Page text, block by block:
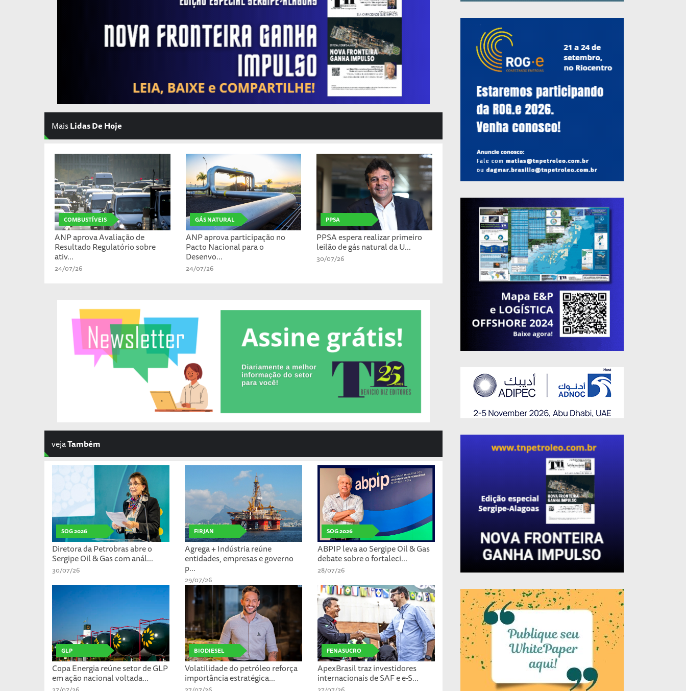
MaisLidas De Hoje
COMBUSTÍVEIS
ANP aprova Avaliação de
Resultado Regulatório sobre
ativ...
24/07/26
GÁS NATURAL
ANP aprova participação no
Pacto Nacional para o
Desenvo...
24/07/26
PPSA
PPSA espera realizar primeiro
leilão de gás natural da U...
30/07/26
vejaTambém
SOG 2026
Diretora da Petrobras abre o
Sergipe Oil & Gas com anál...
30/07/26
FIRJAN
Agrega + Indústria reúne
entidades, empresas e governo
p...
29/07/26
SOG 2026
ABPIP leva ao Sergipe Oil & Gas
debate sobre o fortaleci...
28/07/26
GLP
Copa Energia reúne setor de GLP
em ação nacional voltada...
BIODIESEL
Volatilidade do petróleo reforça
importância estratégica...
FENASUCRO
ApexBrasil traz investidores
internacionais de SAF e e-S...